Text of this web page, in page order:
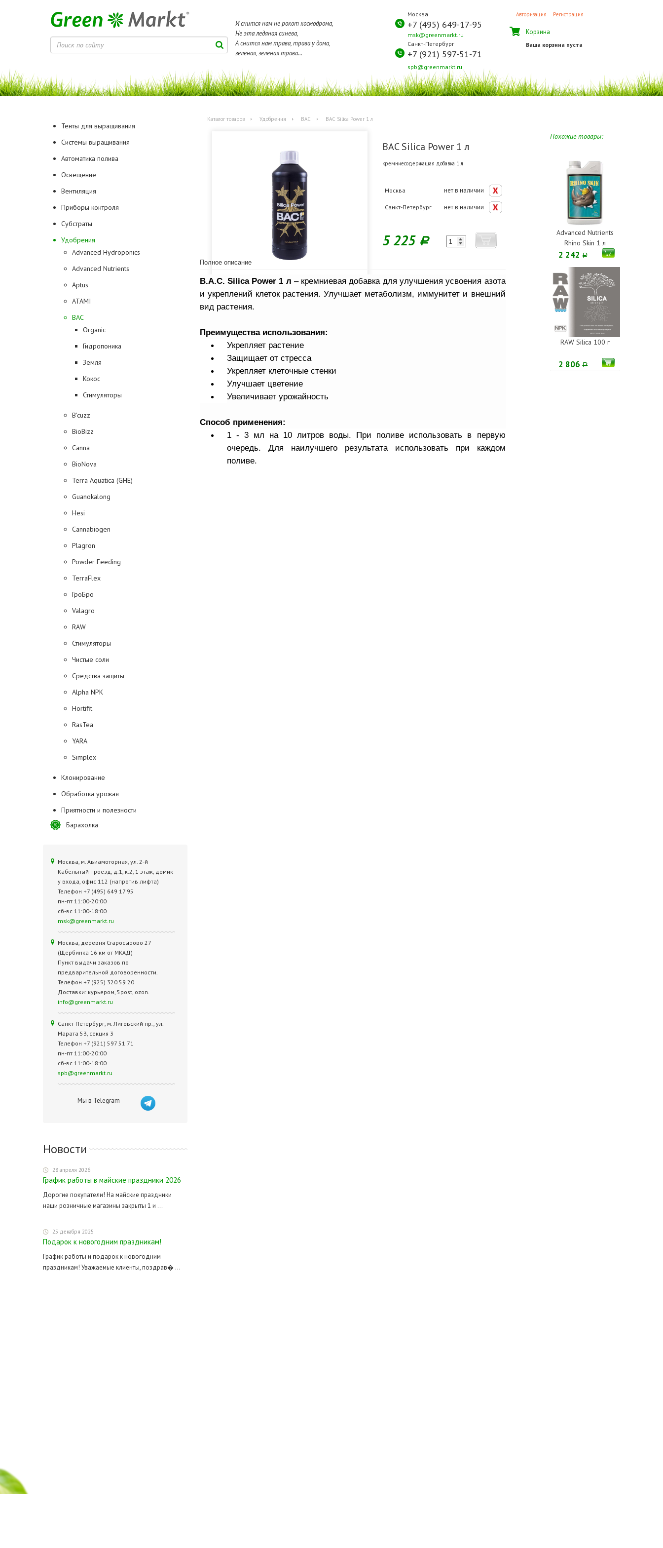
И снится нам не рокот космодрома,
Не эта ледяная синева,
А снится нам трава, трава у дома,
зеленая, зеленая трава...
Москва
+7 (495) 649-17-95
msk@greenmarkt.ru
Санкт-Петербург
+7 (921) 597-51-71
spb@greenmarkt.ru
Авторизация Регистрация
Корзина
Ваша корзина пуста
Тенты для выращивания
Системы выращивания
Автоматика полива
Освещение
Вентиляция
Приборы контроля
Субстраты
Удобрения
Advanced Hydroponics
Advanced Nutrients
Aptus
ATAMI
BAC
Organic
Гидропоника
Земля
Кокос
Стимуляторы
B'cuzz
BioBizz
Canna
BioNova
Terra Aquatica (GHE)
Guanokalong
Hesi
Cannabiogen
Plagron
Powder Feeding
TerraFlex
ГроБро
Valagro
RAW
Стимуляторы
Чистые соли
Средства защиты
Alpha NPK
Hortifit
RasTea
YARA
Simplex
Клонирование
Обработка урожая
Приятности и полезности
Барахолка
Москва, м. Авиамоторная, ул. 2‑й
Кабельный проезд, д.1, к.2, 1 этаж, домик
у входа, офис 112 (напротив лифта)
Телефон +7 (495) 649 17 95
пн-пт 11:00-20:00
сб-вс 11:00-18:00
msk@greenmarkt.ru
Москва, деревня Старосырово 27
(Щербинка 16 км от МКАД)
Пункт выдачи заказов по
предварительной договоренности.
Телефон +7 (925) 320 59 20
Доставки: курьером, 5post, ozon.
info@greenmarkt.ru
Санкт-Петербург, м. Лиговский пр., ул.
Марата 53, секция 3
Телефон +7 (921) 597 51 71
пн-пт 11:00-20:00
сб-вс 11:00-18:00
spb@greenmarkt.ru
Мы в Telegram
Новости
28 апреля 2026
График работы в майские праздники 2026
Дорогие покупатели! На майские праздники
наши розничные магазины закрыты 1 и ...
25 декабря 2025
Подарок к новогодним праздникам!
График работы и подарок к новогодним
праздникам! Уважаемые клиенты, поздрав� ...
Каталог товаров Удобрения BAC BAC Silica Power 1 л
BAC Silica Power 1 л
кремниесодержащая добавка 1 л
Москва нет в наличии
Санкт-Петербург нет в наличии
5 225 Р
Похожие товары:
Advanced Nutrients
Rhino Skin 1 л
2 242Р
RAW Silica 100 г
2 806Р
Полное описание
B.A.C. Silica Power 1 л – кремниевая добавка для улучшения усвоения азота
и укреплений клеток растения. Улучшает метаболизм, иммунитет и внешний
вид растения.
Преимущества использования:
Укрепляет растение
Защищает от стресса
Укрепляет клеточные стенки
Улучшает цветение
Увеличивает урожайность
Способ применения:
1 - 3 мл на 10 литров воды. При поливе использовать в первую
очередь. Для наилучшего результата использовать при каждом
поливе.